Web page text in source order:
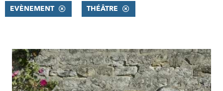
EVÈNEMENT THÉÂTRE
RÉSULTATS